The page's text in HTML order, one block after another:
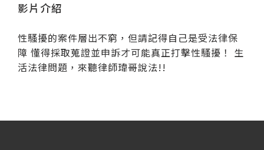
影片介紹
性騷擾的案件層出不窮，但請記得自己是受法律保
障 懂得採取蒐證並申訴才可能真正打擊性騷擾！ 生
活法律問題，來聽律師瑋哥說法!!